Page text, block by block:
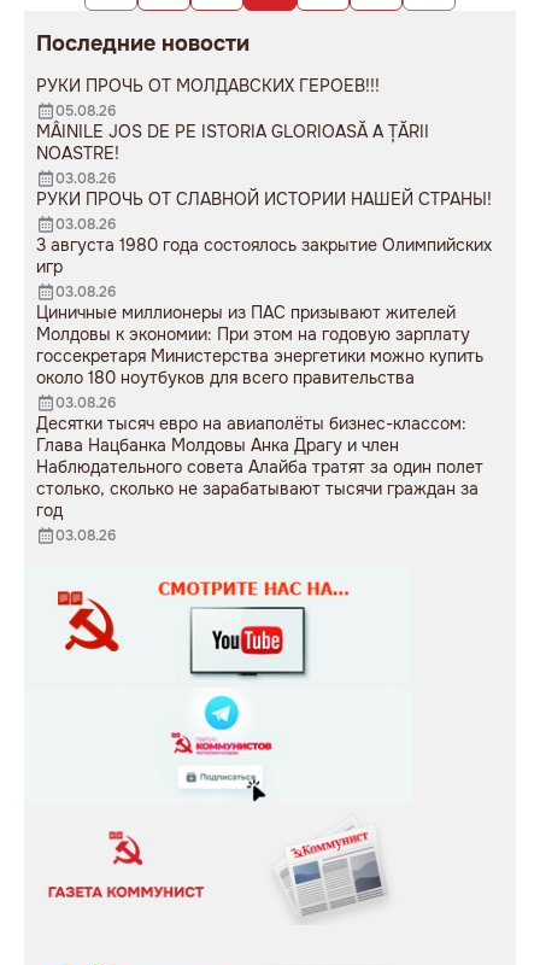
Последние новости
РУКИ ПРОЧЬ ОТ МОЛДАВСКИХ ГЕРОЕВ!!!
05.08.26
MÂINILE JOS DE PE ISTORIA GLORIOASĂ A ȚĂRII
NOASTRE!
03.08.26
РУКИ ПРОЧЬ ОТ СЛАВНОЙ ИСТОРИИ НАШЕЙ СТРАНЫ!
03.08.26
3 августа 1980 года состоялось закрытие Олимпийских
игр
03.08.26
Циничные миллионеры из ПАС призывают жителей
Молдовы к экономии: При этом на годовую зарплату
госсекретаря Министерства энергетики можно купить
около 180 ноутбуков для всего правительства
03.08.26
Десятки тысяч евро на авиаполёты бизнес-классом:
Глава Нацбанка Молдовы Анка Драгу и член
Наблюдательного совета Алайба тратят за один полет
столько, сколько не зарабатывают тысячи граждан за
год
03.08.26